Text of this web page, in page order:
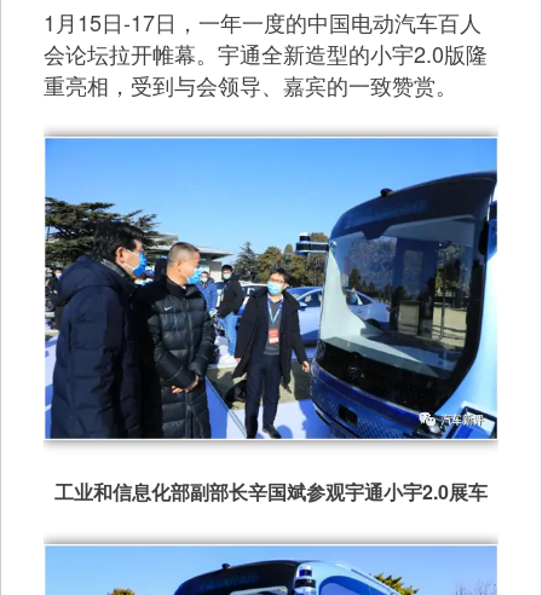
1 月15日-17日，一年一度的中国电动汽车百人
会论坛拉开帷幕。宇通全新造型的小宇2.0版隆
重亮相，受到与会领导、嘉宾的一致赞赏。
工业和信息化部副部长辛国斌参观宇通小宇2.0展车